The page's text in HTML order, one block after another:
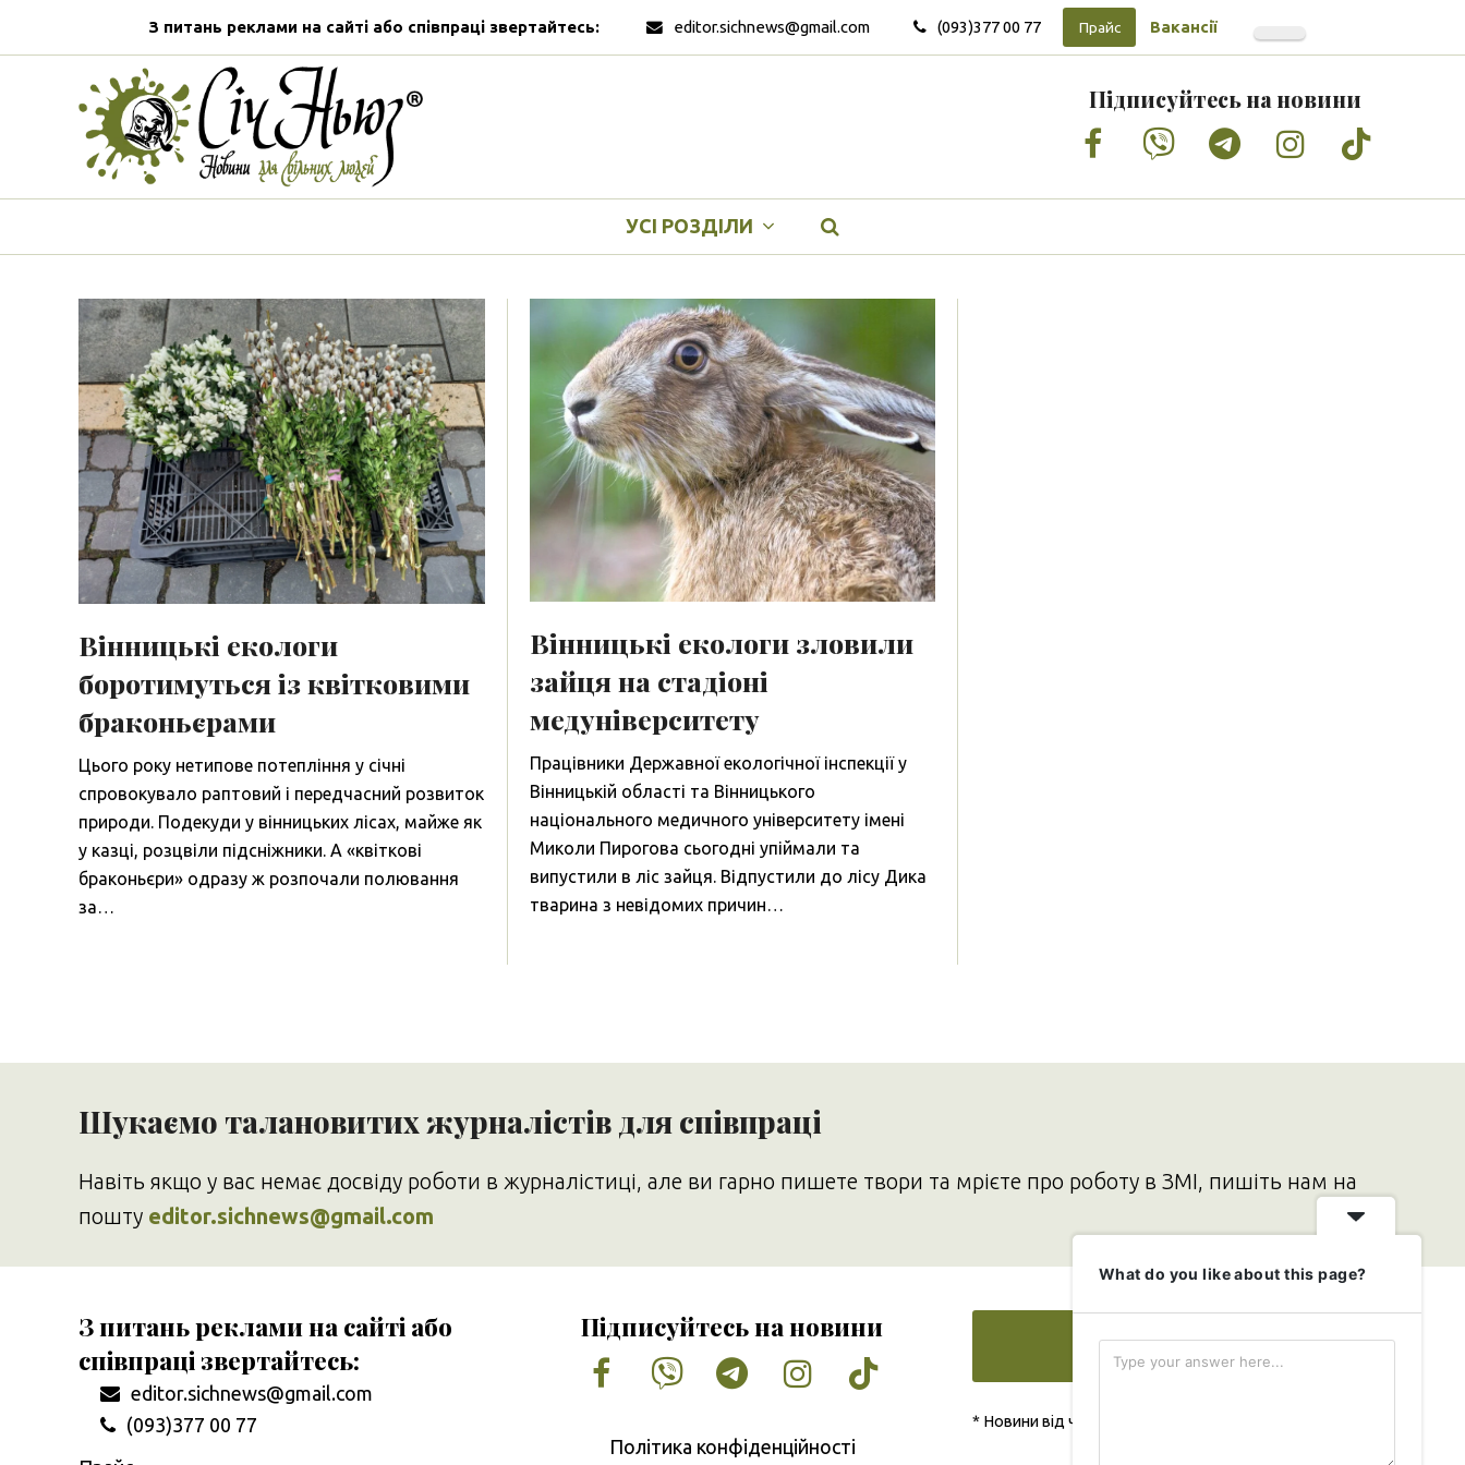
З питань реклами на сайті або співпраці звертайтесь: editor.sichnews@gmail.com (093)377 00 77 Прайс Вакансії
Підписуйтесь на новини
Facebook
VimeoTumblrInstagram
Tiktok
УСІ РОЗДІЛИ
Вінницькі екологи
боротимуться із квітковими
браконьєрами
Цього року нетипове потепління у січні
спровокувало раптовий і передчасний розвиток
природи. Подекуди у вінницьких лісах, майже як
у казці, розцвіли підсніжники. А «квіткові
браконьєри» одразу ж розпочали полювання
за…
Вінницькі екологи зловили
зайця на стадіоні
медуніверситету
Працівники Державної екологічної інспекції у
Вінницькій області та Вінницького
національного медичного університету імені
Миколи Пирогова сьогодні упіймали та
випустили в ліс зайця. Відпустили до лісу Дика
тварина з невідомих причин…
Шукаємо талановитих журналістів для співпраці
Навіть якщо у вас немає досвіду роботи в журналістиці, але ви гарно пишете твори та мрієте про роботу в ЗМІ, пишіть нам на
пошту editor.sichnews@gmail.com
З питань реклами на сайті або
співпраці звертайтесь:
editor.sichnews@gmail.com
(093)377 00 77
Підписуйтесь на новини
Facebook
VimeoTumblrInstagram
Tiktok
Політика конфіденційності
Додати свою новину
* Новини від читача публікуються безкоштовно
What do you like about this page?